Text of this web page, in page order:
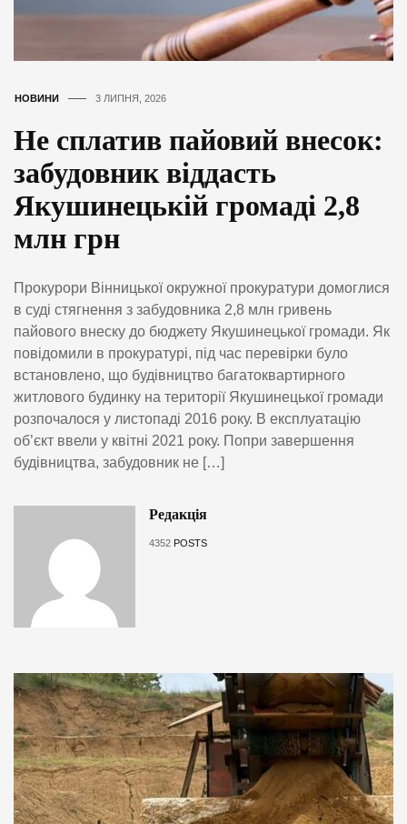
НОВИНИ 3 ЛИПНЯ, 2026
Не сплатив пайовий внесок:
забудовник віддасть
Якушинецькій громаді 2,8
млн грн
Прокурори Вінницької окружної прокуратури домоглися
в суді стягнення з забудовника 2,8 млн гривень
пайового внеску до бюджету Якушинецької громади. Як
повідомили в прокуратурі, під час перевірки було
встановлено, що будівництво багатоквартирного
житлового будинку на території Якушинецької громади
розпочалося у листопаді 2016 року. В експлуатацію
об’єкт ввели у квітні 2021 року. Попри завершення
будівництва, забудовник не […]
Редакція
4352 POSTS